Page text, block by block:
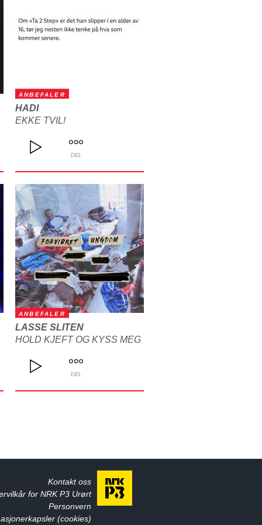
ANBEFALER
HADI
EKKE TVIL!
DEL
ANBEFALER
LASSE SLITEN
HOLD KJEFT OG KYSS MEG
DEL
Kontakt oss
for NRK P3 Urørt
Personvern
(cookies)